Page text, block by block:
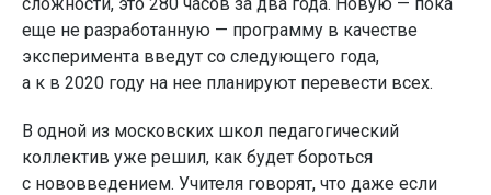
еще не разработанную — программу в качестве
эксперимента введут со следующего года,
а к в 2020 году на нее планируют перевести всех.
В одной из московских школ педагогический
коллектив уже решил, как будет бороться
с нововведением. Учителя говорят, что даже если